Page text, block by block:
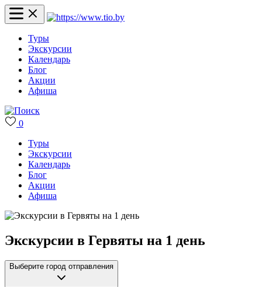
Туры
Экскурсии
Календарь
Блог
Акции
Афиша
0
Туры
Экскурсии
Календарь
Блог
Акции
Афиша
Экскурсии в Гервяты на 1 день
Выберите город отправления